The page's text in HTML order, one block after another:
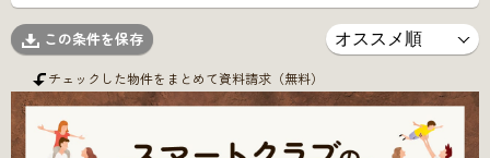
この条件を保存
チェックした物件をまとめて資料請求（無料）